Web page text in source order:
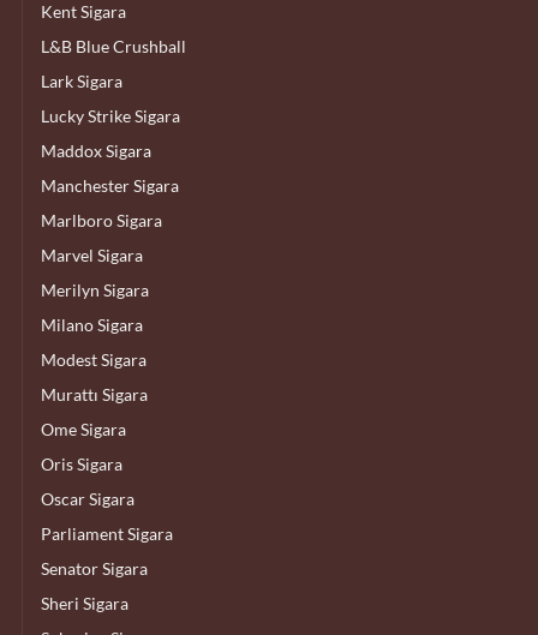
Kent Sigara
L&B Blue Crushball
Lark Sigara
Lucky Strike Sigara
Maddox Sigara
Manchester Sigara
Marlboro Sigara
Marvel Sigara
Merilyn Sigara
Milano Sigara
Modest Sigara
Murattı Sigara
Ome Sigara
Oris Sigara
Oscar Sigara
Parliament Sigara
Senator Sigara
Sheri Sigara